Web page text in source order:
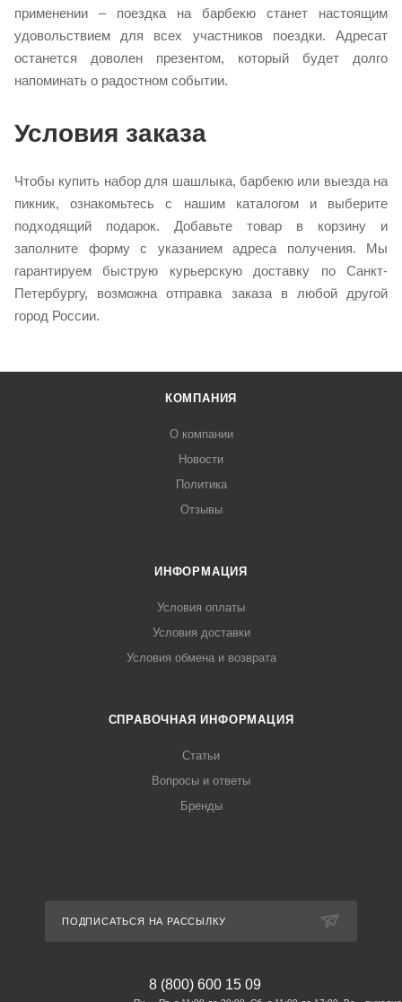
применении – поездка на барбекю станет настоящим
удовольствием для всех участников поездки. Адресат
останется доволен презентом, который будет долго
напоминать о радостном событии.
Условия заказа
Чтобы купить набор для шашлыка, барбекю или выезда на
пикник, ознакомьтесь с нашим каталогом и выберите
подходящий подарок. Добавьте товар в корзину и
заполните форму с указанием адреса получения. Мы
гарантируем быструю курьерскую доставку по Санкт-
Петербургу, возможна отправка заказа в любой другой
город России.
КОМПАНИЯ
О компании
Новости
Политика
Отзывы
ИНФОРМАЦИЯ
Условия оплаты
Условия доставки
Условия обмена и возврата
СПРАВОЧНАЯ ИНФОРМАЦИЯ
Статьи
Вопросы и ответы
Бренды
ПОДПИСАТЬСЯ НА РАССЫЛКУ
8 (800) 600 15 09